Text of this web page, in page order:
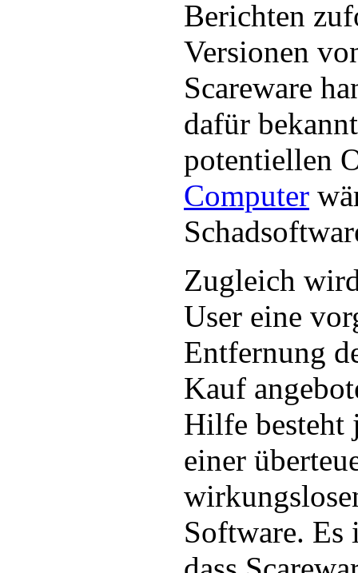
Berichten
Versionen
Scareware
dafür
potentiellen
Computer
Zugleich
User eine
Entfernung
Kauf
Hilfe besteht
einer
Software. Es